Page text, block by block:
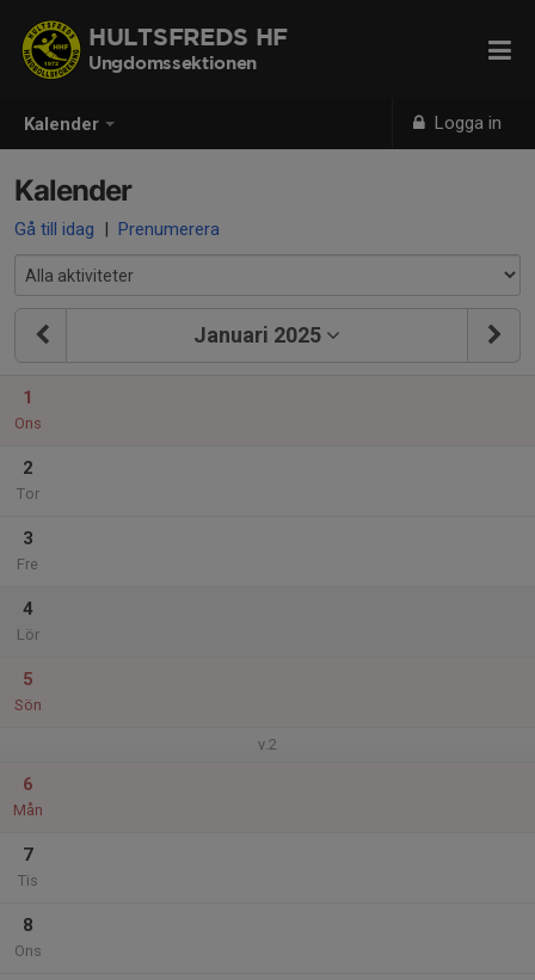
Kalender Logga in
HULTSFREDS HF
Ungdomssektionen
Kalender
Gå till idag | Prenumerera
Januari 2025
1
Ons
2
Tor
3
Fre
4
Lör
5
Sön
v.2
6
Mån
7
Tis
8
Ons